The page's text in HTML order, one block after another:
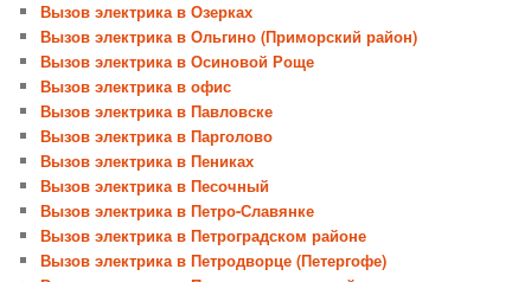
Вызов электрика в Озерках
Вызов электрика в Ольгино (Приморский район)
Вызов электрика в Осиновой Роще
Вызов электрика в офис
Вызов электрика в Павловске
Вызов электрика в Парголово
Вызов электрика в Пениках
Вызов электрика в Песочный
Вызов электрика в Петро-Славянке
Вызов электрика в Петроградском районе
Вызов электрика в Петродворце (Петергофе)